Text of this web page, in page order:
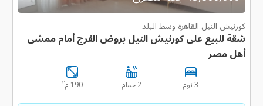
كورنيش النيل القاهرة وسط البلد
شقة للبيع على كورنيش النيل بروض الفرج أمام ممشى
أهل مصر
3 نوم 2 حمام 190 م ٢